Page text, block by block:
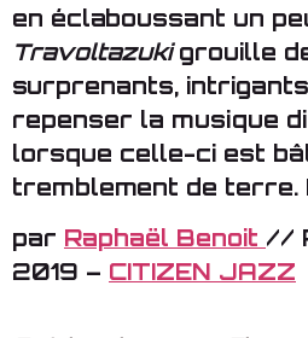
en éclaboussant un
Travoltazukigrouille
surprenants,
repenser la musique
lorsque celle-ci est
tremblement de terre.
par Raphaël Benoit //
2019 – CITIZEN JAZZ